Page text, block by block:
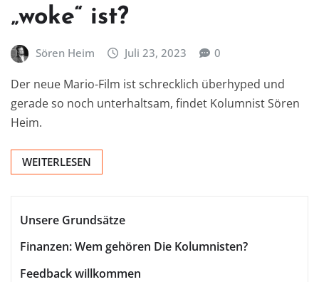
„woke“ ist?
Sören Heim Juli 23, 2023 0
Der neue Mario-Film ist schrecklich überhyped und
gerade so noch unterhaltsam, findet Kolumnist Sören
Heim.
WEITERLESEN
Unsere Grundsätze
Finanzen: Wem gehören Die Kolumnisten?
Feedback willkommen